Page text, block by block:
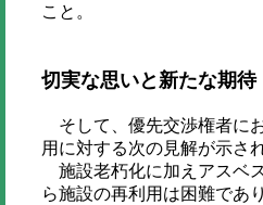
こと。
切実な思いと新たな期待
そして、優先交渉権者に
用に対する次の見解が示さ
施設老朽化に加えアスベ
ら施設の再利用は困難であ